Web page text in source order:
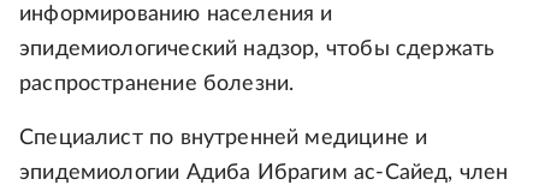
информированию населения и
эпидемиологический надзор, чтобы сдержать
распространение болезни.
Специалист по внутренней медицине и
эпидемиологии Адиба Ибрагим ас-Сайед, член